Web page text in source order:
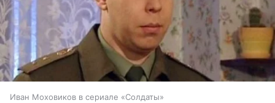
Иван Моховиков в сериале «Солдаты»